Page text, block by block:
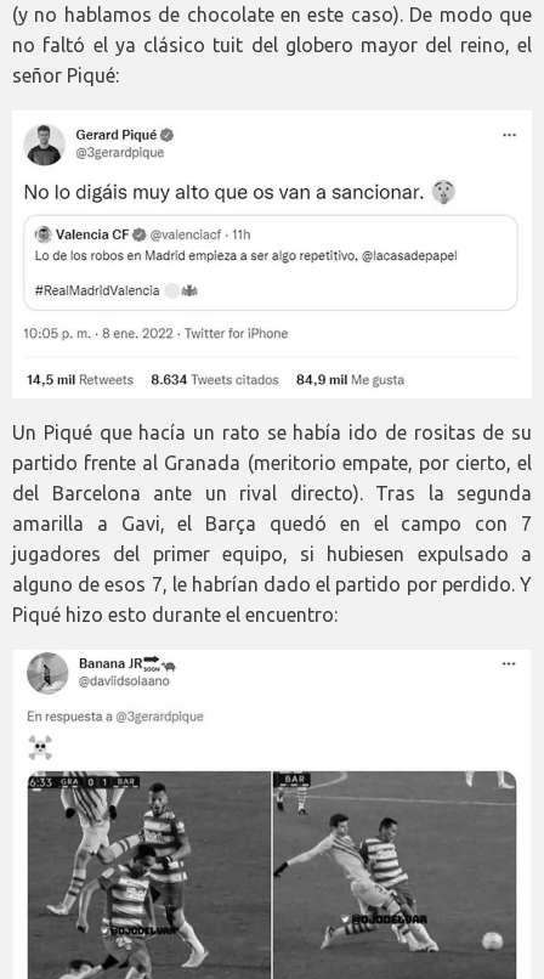
(y no hablamos de chocolate en este caso). De modo que
no faltó el ya clásico tuit del globero mayor del reino, el
señor Piqué:
Un Piqué que hacía un rato se había ido de rositas de su
partido frente al Granada (meritorio empate, por cierto, el
del Barcelona ante un rival directo). Tras la segunda
amarilla a Gavi, el Barça quedó en el campo con 7
jugadores del primer equipo, si hubiesen expulsado a
alguno de esos 7, le habrían dado el partido por perdido. Y
Piqué hizo esto durante el encuentro: